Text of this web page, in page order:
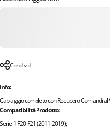
Condividi
Info:
Cablaggio completo con Recupero Comandi al
Compatibilità Prodotto:
Serie 1 F20-F21 (2011-2019);